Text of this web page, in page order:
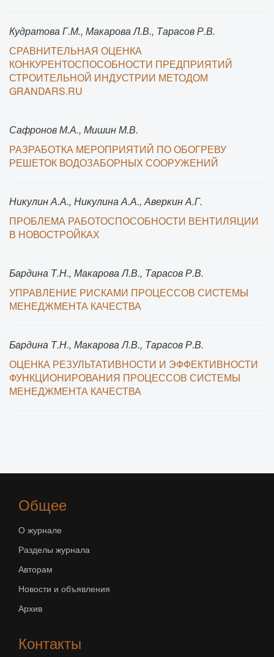
Кудратова Г.М., Макарова Л.В., Тарасов Р.В.
СРАВНИТЕЛЬНАЯ ОЦЕНКА
КОНКУРЕНТОСПОСОБНОСТИ ПРЕДПРИЯТИЙ
СТРОИТЕЛЬНОЙ ИНДУСТРИИ МЕТОДОМ
GRANDARS.RU
Сафронов М.А., Мишин М.В.
РАЗРАБОТКА МЕРОПРИЯТИЙ ПО ОБОГРЕВУ
РЕШЕТОК ВОДОЗАБОРНЫХ СООРУЖЕНИЙ
Никулин А.А., Никулина А.А., Аверкин А.Г.
ПРОБЛЕМА РАБОТОСПОСОБНОСТИ ВЕНТИЛЯЦИИ
В НОВОСТРОЙКАХ
Бардина Т.Н., Макарова Л.В., Тарасов Р.В.
УПРАВЛЕНИЕ РИСКАМИ ПРОЦЕССОВ СИСТЕМЫ
МЕНЕДЖМЕНТА КАЧЕСТВА
Бардина Т.Н., Макарова Л.В., Тарасов Р.В.
ОЦЕНКА РЕЗУЛЬТАТИВНОСТИ И ЭФФЕКТИВНОСТИ
ФУНКЦИОНИРОВАНИЯ ПРОЦЕССОВ СИСТЕМЫ
МЕНЕДЖМЕНТА КАЧЕСТВА
Общее
О журнале
Разделы журнала
Авторам
Новости и объявления
Архив
Контакты